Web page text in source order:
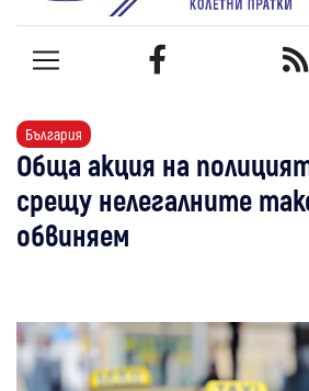
България
Обща акция на
срещу нелегалните
обвиняем